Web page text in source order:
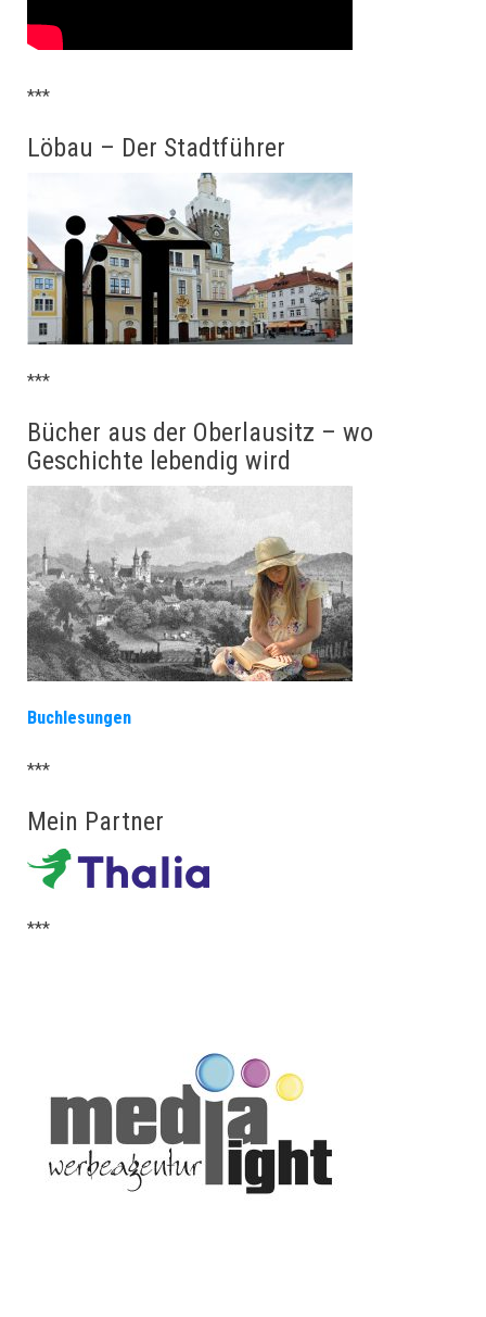
***
Löbau – Der Stadtführer
***
Bücher aus der Oberlausitz – wo
Geschichte lebendig wird
Buchlesungen
***
Mein Partner
***